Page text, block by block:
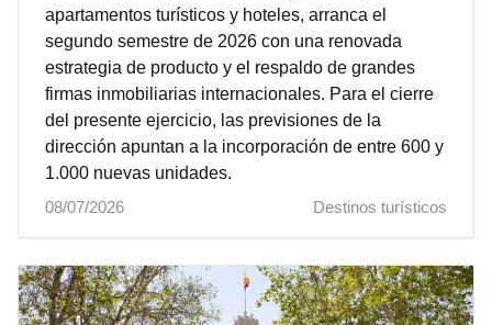
apartamentos turísticos y hoteles, arranca el
segundo semestre de 2026 con una renovada
estrategia de producto y el respaldo de grandes
firmas inmobiliarias internacionales. Para el cierre
del presente ejercicio, las previsiones de la
dirección apuntan a la incorporación de entre 600 y
1.000 nuevas unidades.
08/07/2026
Destinos turísticos